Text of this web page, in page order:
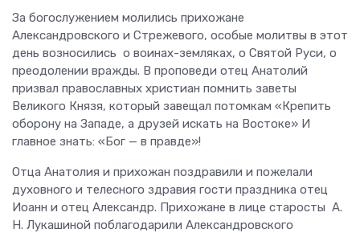
За богослужением молились прихожане
Александровского и Стрежевого, особые молитвы в этот
день возносились о воинах-земляках, о Святой Руси, о
преодолении вражды. В проповеди отец Анатолий
призвал православных христиан помнить заветы
Великого Князя, который завещал потомкам «Крепить
оборону на Западе, а друзей искать на Востоке» И
главное знать: «Бог — в правде»!
Отца Анатолия и прихожан поздравили и пожелали
духовного и телесного здравия гости праздника отец
Иоанн и отец Александр. Прихожане в лице старосты А.
Н. Лукашиной поблагодарили Александровского